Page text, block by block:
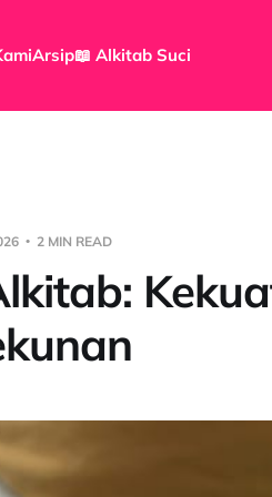
Arsip📖 Alkitab Suci
2 MIN READ